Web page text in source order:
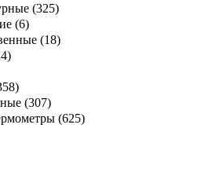
(325)
(6)
(18)
(307)
(625)